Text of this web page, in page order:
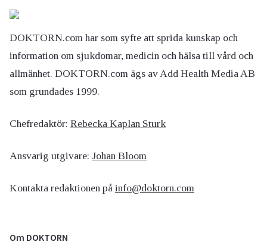
DOKTORN.com har som syfte att sprida kunskap och
information om sjukdomar, medicin och hälsa till vård och
allmänhet. DOKTORN.com ägs av Add Health Media AB
som grundades 1999.
Chefredaktör: Rebecka Kaplan Sturk
Ansvarig utgivare: Johan Bloom
Kontakta redaktionen på info@doktorn.com
Om DOKTORN